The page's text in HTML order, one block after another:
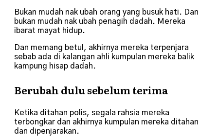
Bukan mudah nak ubah orang yang busuk hati. Dan
bukan mudah nak ubah penagih dadah. Mereka
ibarat mayat hidup.
Dan memang betul, akhirnya mereka terpenjara
sebab ada di kalangan ahli kumpulan mereka balik
kampung hisap dadah.
Berubah dulu sebelum terima
Ketika ditahan polis, segala rahsia mereka
terbongkar dan akhirnya kumpulan mereka ditahan
dan dipenjarakan.